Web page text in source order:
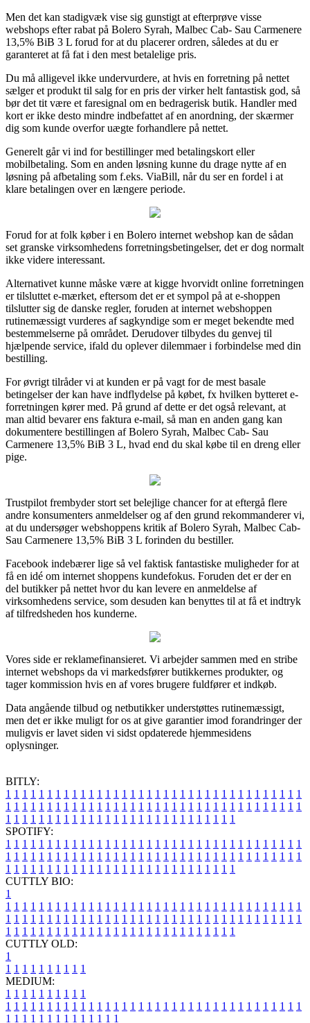
Men det kan stadigvæk vise sig gunstigt at efterprøve visse
webshops efter rabat på Bolero Syrah, Malbec Cab- Sau Carmenere
13,5% BiB 3 L forud for at du placerer ordren, således at du er
garanteret at få fat i den mest betalelige pris.
Du må alligevel ikke undervurdere, at hvis en forretning på nettet
sælger et produkt til salg for en pris der virker helt fantastisk god, så
bør det tit være et faresignal om en bedragerisk butik. Handler med
kort er ikke desto mindre indbefattet af en anordning, der skærmer
dig som kunde overfor uægte forhandlere på nettet.
Generelt går vi ind for bestillinger med betalingskort eller
mobilbetaling. Som en anden løsning kunne du drage nytte af en
løsning på afbetaling som f.eks. ViaBill, når du ser en fordel i at
klare betalingen over en længere periode.
Forud for at folk køber i en Bolero internet webshop kan de sådan
set granske virksomhedens forretningsbetingelser, det er dog normalt
ikke videre interessant.
Alternativet kunne måske være at kigge hvorvidt online forretningen
er tilsluttet e-mærket, eftersom det er et sympol på at e-shoppen
tilslutter sig de danske regler, foruden at internet webshoppen
rutinemæssigt vurderes af sagkyndige som er meget bekendte med
bestemmelserne på området. Derudover tilbydes du genvej til
hjælpende service, ifald du oplever dilemmaer i forbindelse med din
bestilling.
For øvrigt tilråder vi at kunden er på vagt for de mest basale
betingelser der kan have indflydelse på købet, fx hvilken bytteret e-
forretningen kører med. På grund af dette er det også relevant, at
man altid bevarer ens faktura e-mail, så man en anden gang kan
dokumentere bestillingen af Bolero Syrah, Malbec Cab- Sau
Carmenere 13,5% BiB 3 L, hvad end du skal købe til en dreng eller
pige.
Trustpilot frembyder stort set belejlige chancer for at eftergå flere
andre konsumenters anmeldelser og af den grund rekommanderer vi,
at du undersøger webshoppens kritik af Bolero Syrah, Malbec Cab-
Sau Carmenere 13,5% BiB 3 L forinden du bestiller.
Facebook indebærer lige så vel faktisk fantastiske muligheder for at
få en idé om internet shoppens kundefokus. Foruden det er der en
del butikker på nettet hvor du kan levere en anmeldelse af
virksomhedens service, som desuden kan benyttes til at få et indtryk
af tilfredsheden hos kunderne.
Vores side er reklamefinansieret. Vi arbejder sammen med en stribe
internet webshops da vi markedsfører butikkernes produkter, og
tager kommission hvis en af vores brugere fuldfører et indkøb.
Data angående tilbud og netbutikker understøttes rutinemæssigt,
men det er ikke muligt for os at give garantier imod forandringer der
muligvis er lavet siden vi sidst opdaterede hjemmesidens
oplysninger.
BITLY:
1 1 1 1 1 1 1 1 1 1 1 1 1 1 1 1 1 1 1 1 1 1 1 1 1 1 1 1 1 1 1 1 1 1 1 1
1 1 1 1 1 1 1 1 1 1 1 1 1 1 1 1 1 1 1 1 1 1 1 1 1 1 1 1 1 1 1 1 1 1 1 1
1 1 1 1 1 1 1 1 1 1 1 1 1 1 1 1 1 1 1 1 1 1 1 1 1 1 1 1
SPOTIFY:
1 1 1 1 1 1 1 1 1 1 1 1 1 1 1 1 1 1 1 1 1 1 1 1 1 1 1 1 1 1 1 1 1 1 1 1
1 1 1 1 1 1 1 1 1 1 1 1 1 1 1 1 1 1 1 1 1 1 1 1 1 1 1 1 1 1 1 1 1 1 1 1
1 1 1 1 1 1 1 1 1 1 1 1 1 1 1 1 1 1 1 1 1 1 1 1 1 1 1 1
CUTTLY BIO:
1
1 1 1 1 1 1 1 1 1 1 1 1 1 1 1 1 1 1 1 1 1 1 1 1 1 1 1 1 1 1 1 1 1 1 1 1
1 1 1 1 1 1 1 1 1 1 1 1 1 1 1 1 1 1 1 1 1 1 1 1 1 1 1 1 1 1 1 1 1 1 1 1
1 1 1 1 1 1 1 1 1 1 1 1 1 1 1 1 1 1 1 1 1 1 1 1 1 1 1 1
CUTTLY OLD:
1
1 1 1 1 1 1 1 1 1 1
MEDIUM:
1 1 1 1 1 1 1 1 1 1
1 1 1 1 1 1 1 1 1 1 1 1 1 1 1 1 1 1 1 1 1 1 1 1 1 1 1 1 1 1 1 1 1 1 1 1
1 1 1 1 1 1 1 1 1 1 1 1 1 1